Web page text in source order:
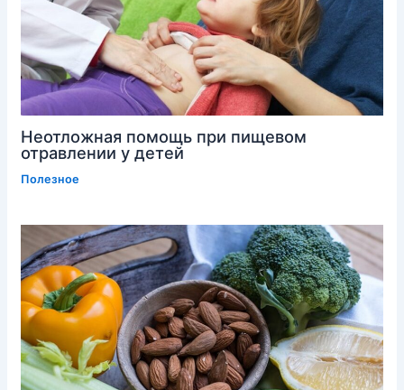
Неотложная помощь при пищевом
отравлении у детей
Полезное